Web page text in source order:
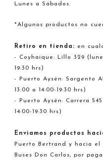
Lunes a Sábados.
*Algunos productos no
Retiro en tienda: en
- Coyhaique: Lillo 329
19:30 hrs)
- Puerto Aysén: Sargento
13:00 a 14:00-19:30 hrs)
- Puerto Aysén: Carrera
14:00-19:30 hrs)
Enviamos productos
Puerto Bertrand y hacia
Buses Don Carlos, por